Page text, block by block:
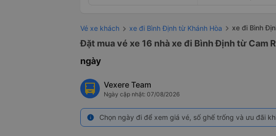
Vé xe khách xe đi Bình Định từ Khánh Hòa xe đi Bình
Đặt mua vé xe 16 nhà xe đi Bình Định từ Cam
ngày
Vexere Team
Ngày cập nhật: 07/08/2026
info Chọn ngày đi để xem giá vé, số ghế trống và ưu đãi